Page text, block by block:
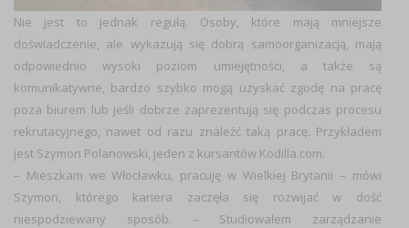
Nie jest to jednak regułą. Osoby, które mają mniejsze
doświadczenie, ale wykazują się dobrą samoorganizacją , mają
odpowiednio wysoki poziom umiejętności , a także są
komunikatywne , bardzo szybko mogą uzyskać zgodę na pracę
poza biurem lub jeśli dobrze zaprezentują się podczas procesu
rekrutacyjnego, nawet od razu znaleźć taką pracę. Przykładem
jest Szymon Polanowski, jeden z kursantów Kodilla.com.
– Mieszkam we Włocławku, pracuję w Wielkiej Brytanii – mówi
Szymon, którego kariera zaczęła się rozwijać w dość
niespodziewany sposób. – Studiowałem zarządzanie